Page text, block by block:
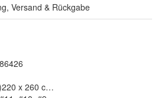
Versand & Rückgabe